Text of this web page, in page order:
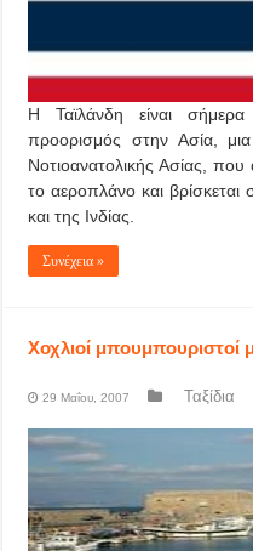
Η Ταϊλάνδη είναι σήμερα
προορισμός στην Ασία,
Νοτιοανατολικής Ασίας,
το αεροπλάνο και
και της Ινδίας.
Συνέχεια »
Χοχλιοί μπουμπουριστοί
29 Μαΐου, 2007 Ταξίδια